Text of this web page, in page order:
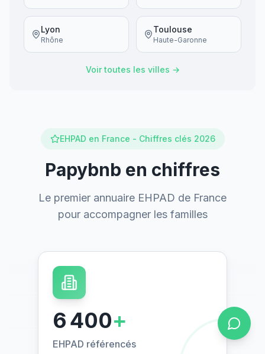
Lyon
Rhône
Toulouse
Haute-Garonne
Voir toutes les villes →
EHPAD en France - Chiffres clés 2026
Papybnb en chiffres
Le premier annuaire EHPAD de France
pour accompagner les familles
6 400+
EHPAD référencés